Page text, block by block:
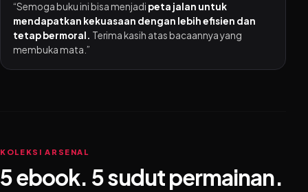
“Semoga buku ini bisa menjadi peta jalan untuk
mendapatkan kekuasaan dengan lebih efisien dan
tetap bermoral. Terima kasih atas bacaannya yang
membuka mata.”
KOLEKSI ARSENAL
5 ebook. 5 sudut permainan.